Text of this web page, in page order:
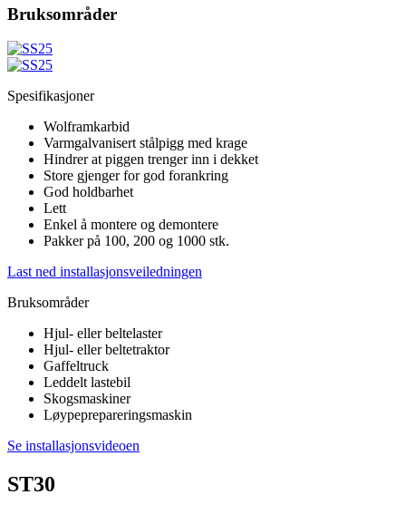
Bruksområder
Spesifikasjoner
Wolframkarbid
Varmgalvanisert stålpigg med krage
Hindrer at piggen trenger inn i dekket
Store gjenger for god forankring
God holdbarhet
Lett
Enkel å montere og demontere
Pakker på 100, 200 og 1000 stk.
Last ned installasjonsveiledningen
Bruksområder
Hjul- eller beltelaster
Hjul- eller beltetraktor
Gaffeltruck
Leddelt lastebil
Skogsmaskiner
Løypeprepareringsmaskin
Se installasjonsvideoen
ST30